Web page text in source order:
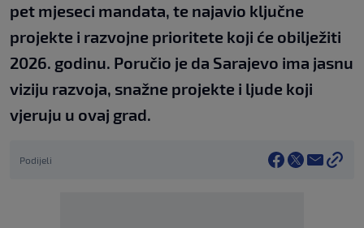
pet mjeseci mandata, te najavio ključne
projekte i razvojne prioritete koji će obilježiti
2026. godinu. Poručio je da Sarajevo ima jasnu
viziju razvoja, snažne projekte i ljude koji
vjeruju u ovaj grad.
Podijeli